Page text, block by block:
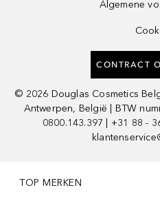
Algemene
CONTRACT
© 2026 Douglas Cosmetics
Antwerpen, België | BTW
0800.143.397 | +31 88 -
TOP MERKEN